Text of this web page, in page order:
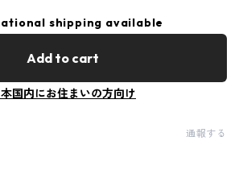
shipping available
Add to cart
国内にお住まいの方向け
通報する